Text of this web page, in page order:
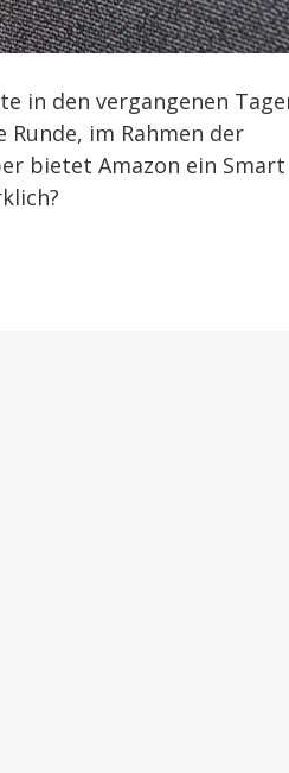
in den vergangenen
im Rahmen der
bietet Amazon ein Smart